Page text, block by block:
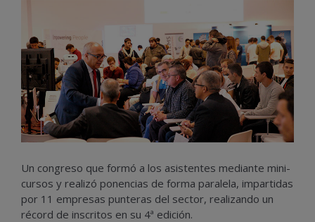
Un congreso que formó a los asistentes mediante mini-
cursos y realizó ponencias de forma paralela, impartidas
por 11 empresas punteras del sector, realizando un
récord de inscritos en su 4ª edición.